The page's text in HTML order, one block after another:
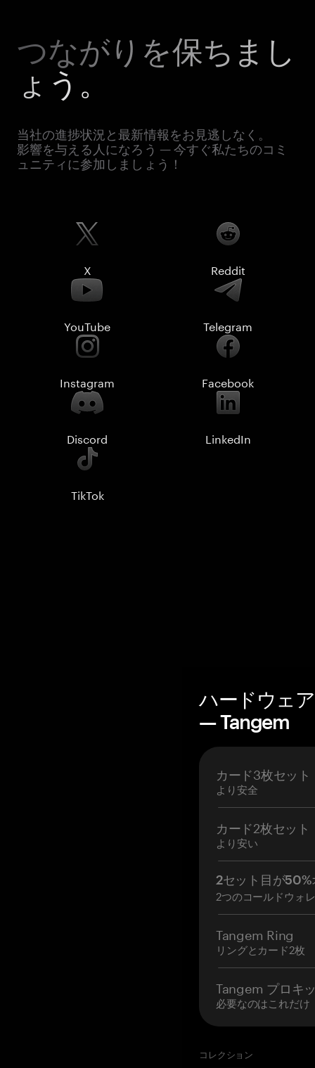
つながりを保ちまし
ょう。
当社の進捗状況と最新情報をお見逃しなく。
影響を与える人になろう — 今すぐ私たちのコミ
ュニティに参加しましょう！
X Reddit
YouTube Telegram
Instagram Facebook
Discord LinkedIn
TikTok
ハードウェ
— Tangem
カード3枚セット
より安全
カード2枚セット
より安い
2セット目が50%
2つのコールドウォ
Tangem Ring
リングとカード2枚
Tangem プロキ
必要なのはこれだけ
コレクション